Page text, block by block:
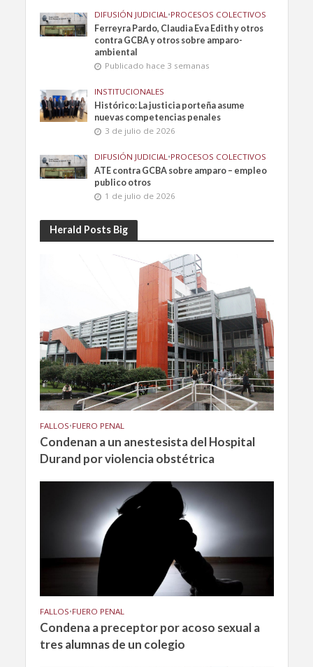
DIFUSIÓN JUDICIAL •PROCESOS COLECTIVOS
Ferreyra Pardo, Claudia Eva Edith y otros
contra GCBA y otros sobre amparo-
ambiental
Publicado hace 3 semanas
INSTITUCIONALES
Histórico: La justicia porteña asume
nuevas competencias penales
3 de julio de 2026
DIFUSIÓN JUDICIAL •PROCESOS COLECTIVOS
ATE contra GCBA sobre amparo – empleo
publico otros
1 de julio de 2026
Herald Posts Big
FALLOS•FUERO PENAL
Condenan a un anestesista del Hospital
Durand por violencia obstétrica
FALLOS•FUERO PENAL
Condena a preceptor por acoso sexual a
tres alumnas de un colegio